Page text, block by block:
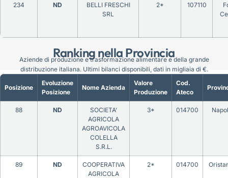
Ranking nella Provincia
234 ND
BELLI FRESCHI
SRL
2* 107110
Posizione
Evoluzione
Posizione
Nome Azienda
Valore
Produzione
Cod.
Ateco
88 ND
SOCIETA’
AGRICOLA
AGROAVICOLA
COLELLA
S.R.L.
3* 014700
89 ND
COOPERATIVA
AGRICOLA
2* 014700
Aziende di produzione e trasformazione alimentare e della grande
distribuzione italiana. Ultimi bilanci disponibili, dati in migliaia di €.